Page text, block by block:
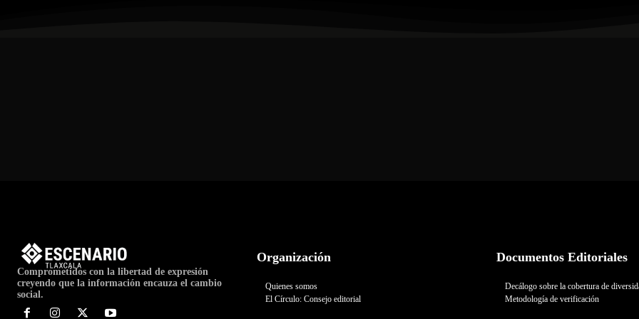
Comprometidos con la libertad de expresión
creyendo que la información encauza el cambio
social.
Organización
Quienes somos
El Círculo: Consejo editorial
Documentos Editoriales
Decálogo sobre la cobertura de
Metodología de verificación